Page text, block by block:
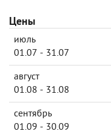
Цены
июль
01.07 - 31.07
август
01.08 - 31.08
сентябрь
01.09 - 30.09